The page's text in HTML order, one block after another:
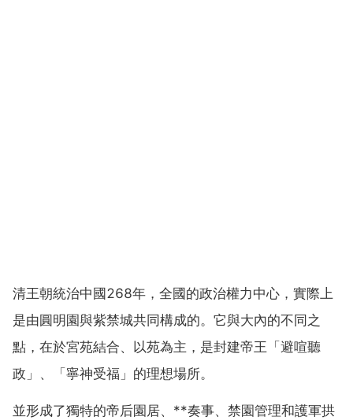
清王朝統治中國268年，全國的政治權力中心，實際上
是由圓明園與紫禁城共同構成的。它與大內的不同之
點，在於宮苑結合、以苑為主，是封建帝王「避喧聽
政」、「寧神受福」的理想場所。
並形成了獨特的帝后園居、**奏事、禁園管理和護軍拱